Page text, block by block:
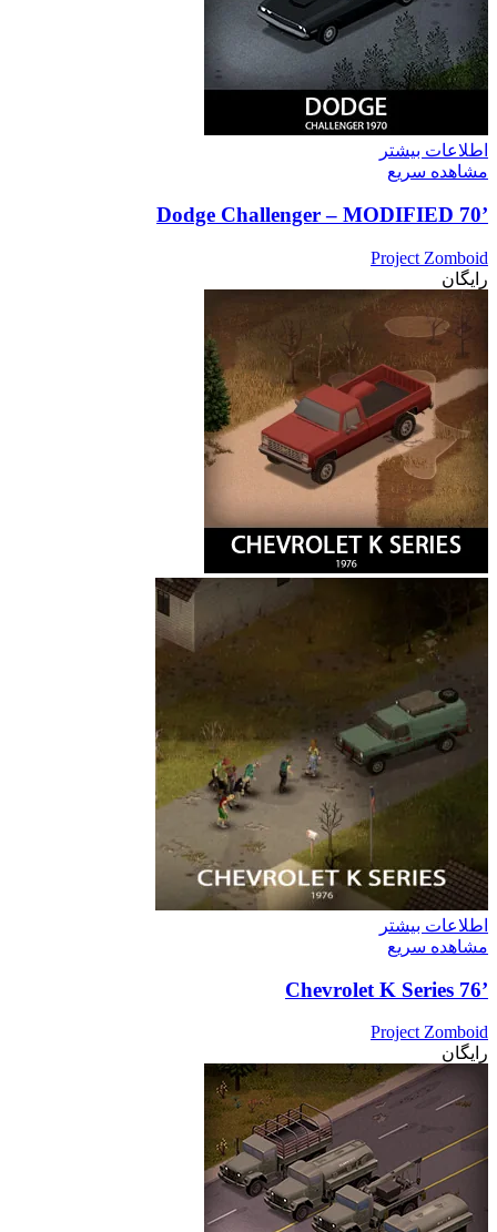
اطلاعات بیشتر
مشاهده سریع
’70 Dodge Challenger – MODIFIED
Project Zomboid
رایگان
اطلاعات بیشتر
مشاهده سریع
’76 Chevrolet K Series
Project Zomboid
رایگان